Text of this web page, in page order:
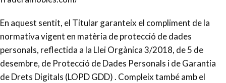
En aquest sentit, el Titular garanteix el compliment de la
normativa vigent en matèria de protecció de dades
personals, reflectida a la Llei Orgànica 3/2018, de 5 de
desembre, de Protecció de Dades Personals i de Garantia
de Drets Digitals (LOPD GDD) . Compleix també amb el